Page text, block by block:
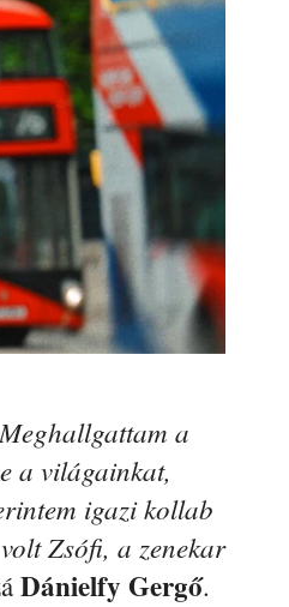
a
a világainkat,
igazi kollab
Zsófi, a zenekar
Dánielfy Gergő.